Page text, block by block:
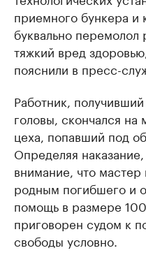
приемного бункера и
буквально перемолол
тяжкий вред
пояснили в пресс-
Работник,
головы, скончался
цеха, попавший под
Определяя
внимание, что
родным погибшего и
помощь в размере
приговорен судом к
свободы условно.